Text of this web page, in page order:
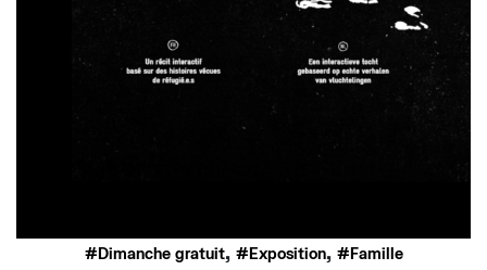
Dimanche gratuit, Exposition, Famille